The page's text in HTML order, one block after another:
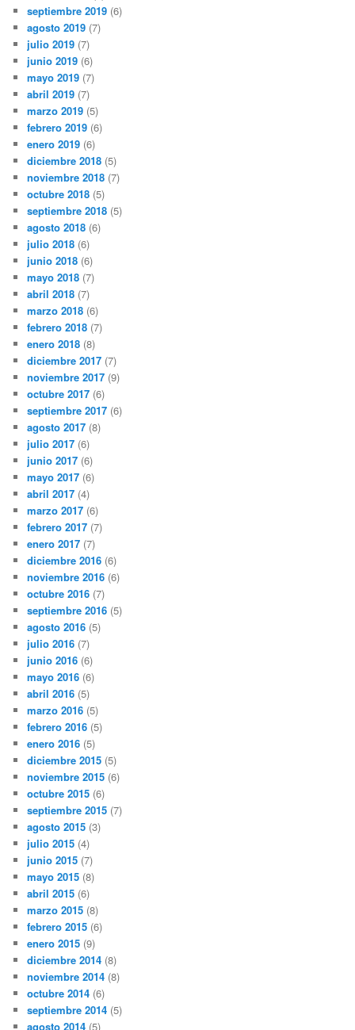
septiembre 2019 (6)
agosto 2019 (7)
julio 2019 (7)
junio 2019 (6)
mayo 2019 (7)
abril 2019 (7)
marzo 2019 (5)
febrero 2019 (6)
enero 2019 (6)
diciembre 2018 (5)
noviembre 2018 (7)
octubre 2018 (5)
septiembre 2018 (5)
agosto 2018 (6)
julio 2018 (6)
junio 2018 (6)
mayo 2018 (7)
abril 2018 (7)
marzo 2018 (6)
febrero 2018 (7)
enero 2018 (8)
diciembre 2017 (7)
noviembre 2017 (9)
octubre 2017 (6)
septiembre 2017 (6)
agosto 2017 (8)
julio 2017 (6)
junio 2017 (6)
mayo 2017 (6)
abril 2017 (4)
marzo 2017 (6)
febrero 2017 (7)
enero 2017 (7)
diciembre 2016 (6)
noviembre 2016 (6)
octubre 2016 (7)
septiembre 2016 (5)
agosto 2016 (5)
julio 2016 (7)
junio 2016 (6)
mayo 2016 (6)
abril 2016 (5)
marzo 2016 (5)
febrero 2016 (5)
enero 2016 (5)
diciembre 2015 (5)
noviembre 2015 (6)
octubre 2015 (6)
septiembre 2015 (7)
agosto 2015 (3)
julio 2015 (4)
junio 2015 (7)
mayo 2015 (8)
abril 2015 (6)
marzo 2015 (8)
febrero 2015 (6)
enero 2015 (9)
diciembre 2014 (8)
noviembre 2014 (8)
octubre 2014 (6)
septiembre 2014 (5)
agosto 2014 (5)